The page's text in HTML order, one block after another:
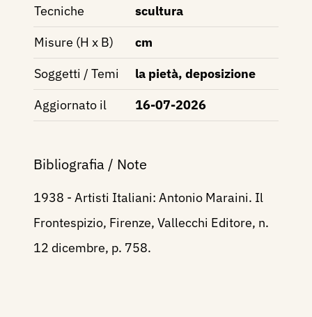
Tecniche
scultura
Misure (H x B)
cm
Soggetti / Temi
la pietà, deposizione
Aggiornato il
16-07-2026
Bibliografia / Note
1938 - Artisti Italiani: Antonio Maraini. Il
Frontespizio, Firenze, Vallecchi Editore, n.
12 dicembre, p. 758.